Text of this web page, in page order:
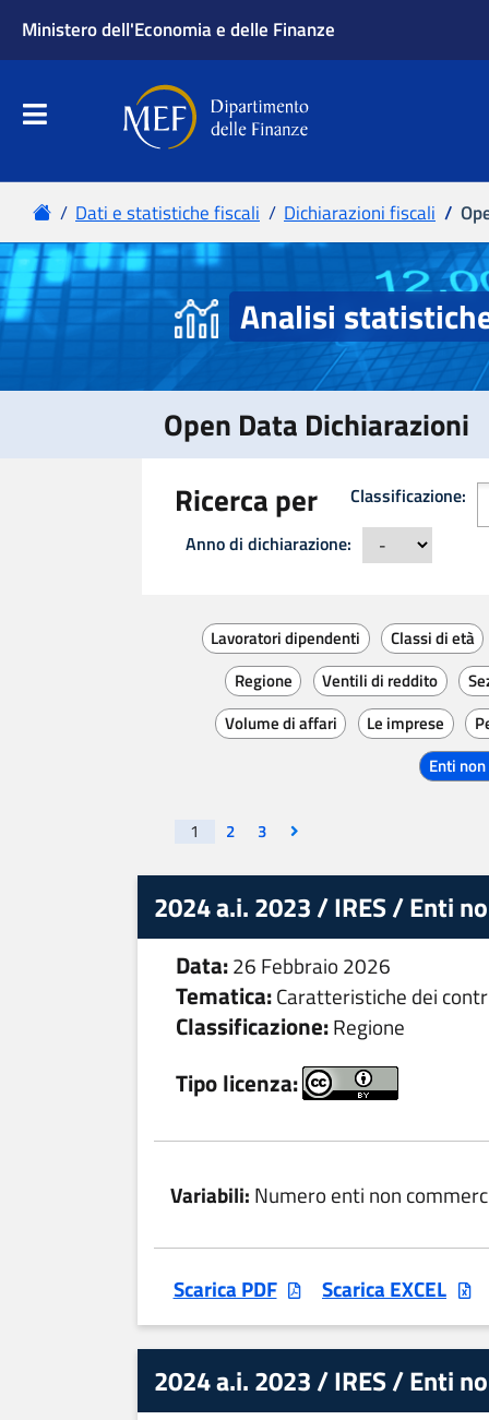
Ministero dell'Economia e delle Finanze
Apri menu principale
Dipartimento delle Finanze
Menu principale
HomeDati e statistiche fiscali Dichiarazioni fiscali
Analisi
Open Data Dichiarazioni
Ricerca per
Classificazione:
Anno di dichiarazione:
Lavoratori dipendenti
Classi di età
Regione
Ventili di reddito
Volume di affari
Le imprese
Enti
1 Visualizza la pagina
2 Visualizza la pagina
3 Vai all'ultima pagina
2024 a.i. 2023 / IRES / Enti
Data:26 Febbraio 2026
Tematica:Caratteristiche dei
Classificazione:Regione
Tipo licenza:
Variabili: Numero enti non
Scarica PDF Scarica EXCEL
2024 a.i. 2023 / IRES / Enti